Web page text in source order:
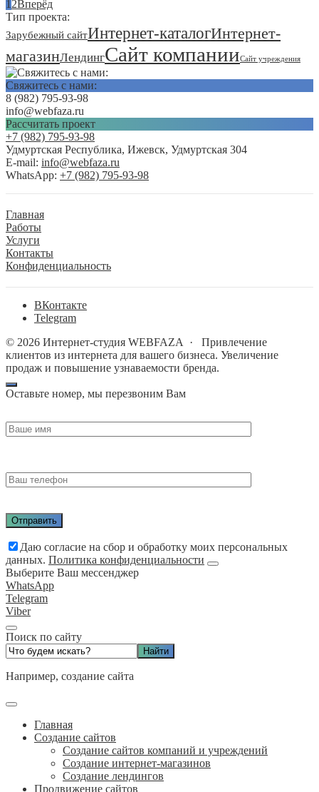
1 2Вперёд
Тип проекта:
Зарубежный сайтИнтернет-каталогИнтернет-
магазинЛендингСайт компанииСайт учреждения
Свяжитесь с нами:
8 (982) 795-93-98
info@webfaza.ru
Рассчитать проект
+7 (982) 795-93-98
Удмуртская Республика, Ижевск, Удмуртская 304
E-mail: info@webfaza.ru
WhatsApp: +7 (982) 795-93-98
Главная
Работы
Услуги
Контакты
Конфиденциальность
BКонтакте
Telegram
© 2026 Интернет-студия WEBFAZA · Привлечение
клиентов из интернета для вашего бизнеса. Увеличение
продаж и повышение узнаваемости бренда.
Оставьте номер, мы перезвоним Вам
Даю согласие на сбор и обработку моих персональных
данных. Политика конфиденциальности
Выберите Ваш мессенджер
WhatsApp
Telegram
Viber
Поиск по сайту
Например, создание сайта
Главная
Создание сайтов
Создание сайтов компаний и учреждений
Создание интернет-магазинов
Создание лендингов
Продвижение сайтов